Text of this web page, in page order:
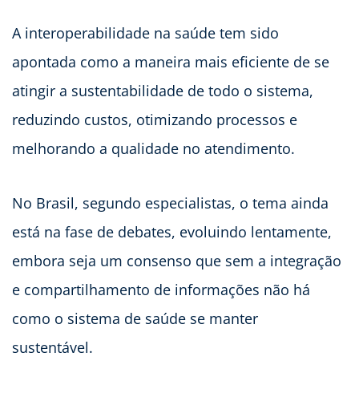
A interoperabilidade na saúde tem sido
apontada como a maneira mais eficiente de se
atingir a sustentabilidade de todo o sistema,
reduzindo custos, otimizando processos e
melhorando a qualidade no atendimento.
No Brasil, segundo especialistas, o tema ainda
está na fase de debates, evoluindo lentamente,
embora seja um consenso que sem a integração
e compartilhamento de informações não há
como o sistema de saúde se manter
sustentável.